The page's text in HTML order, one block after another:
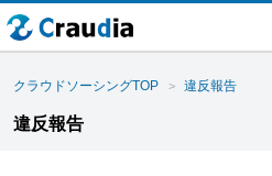
クラウドソーシングTOP 違反報告
違反報告